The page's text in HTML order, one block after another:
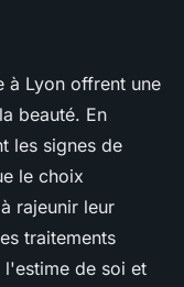
à Lyon offrent une
beauté. En
les signes de
le choix
rajeunir leur
traitements
l'estime de soi et